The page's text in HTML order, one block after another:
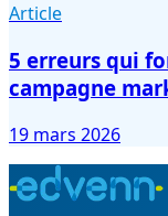
Article
5 erreurs qui
campagne
19 mars 2026